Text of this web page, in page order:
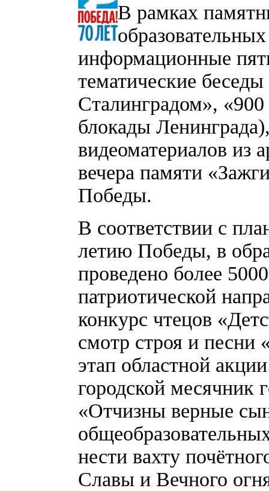
В рамках
информационные
тематические
Сталинградом»,
блокады
видеоматериалов из
вечера памяти
Победы.
В соответствии с
летию Победы, в
проведено более
патриотической
конкурс чтецов
смотр строя и
этап областной
городской месячник
«Отчизны верные
нести вахту
Славы и Вечного